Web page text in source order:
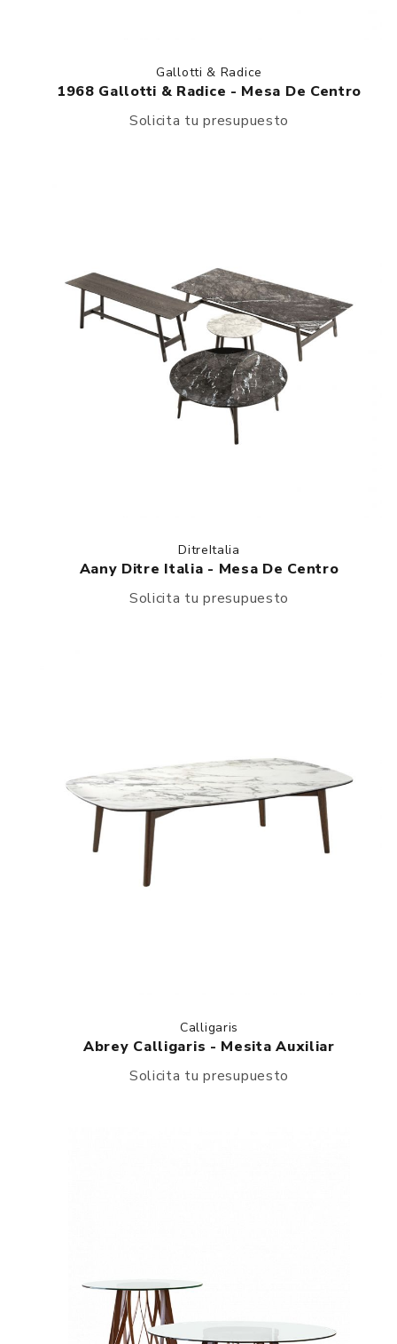
Gallotti & Radice
1968 Gallotti & Radice - Mesa De Centro
Solicita tu presupuesto
DitreItalia
Aany Ditre Italia - Mesa De Centro
Solicita tu presupuesto
Calligaris
Abrey Calligaris - Mesita Auxiliar
Solicita tu presupuesto